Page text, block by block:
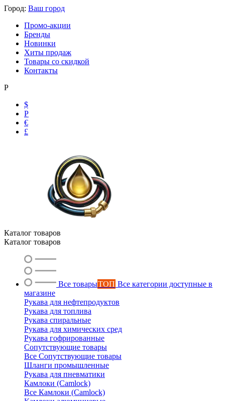
Город: Ваш город
Промо-акции
Бренды
Новинки
Хиты продаж
Товары со скидкой
Контакты
Р
$
Р
€
£
Каталог товаров
Каталог товаров
Все товарыТОП Все категории доступные в
магазине
Рукава для нефтепродуктов
Рукава для топлива
Рукава спиральные
Рукава для химических сред
Рукава гофрированные
Сопутствующие товары
Все Сопутствующие товары
Шланги промышленные
Рукава для пневматики
Камлоки (Camlock)
Все Камлоки (Camlock)
Ольга
Маслобензостойкие рукава